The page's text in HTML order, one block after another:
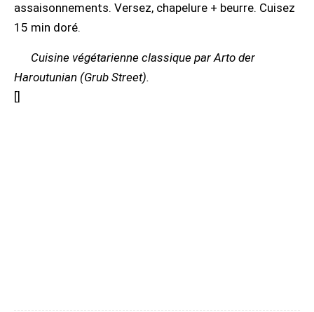
assaisonnements. Versez, chapelure + beurre. Cuisez
15 min doré.
Cuisine végétarienne classique par Arto der
Haroutunian (Grub Street).
[]